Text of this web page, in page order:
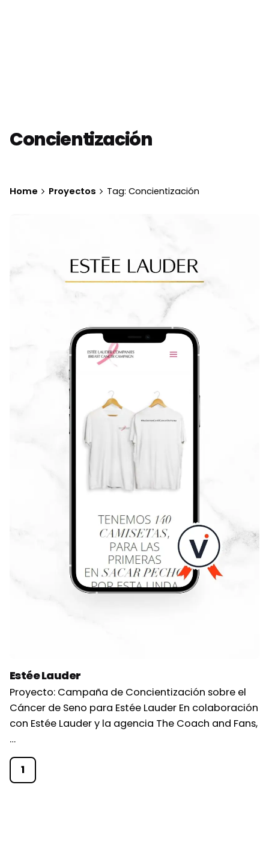
Concientización
Home Proyectos Tag: Concientización
Estée Lauder
Proyecto: Campaña de Concientización sobre el
Cáncer de Seno para Estée Lauder En colaboración
con Estée Lauder y la agencia The Coach and Fans,
…
1